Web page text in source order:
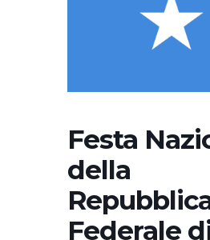
Festa
della
Federale